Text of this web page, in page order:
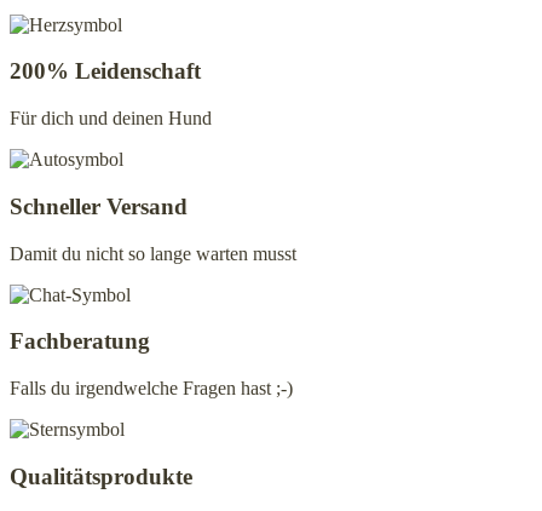
Produktseite
200% Leidenschaft
Für dich und deinen Hund
Schneller Versand
Damit du nicht so lange warten musst
Fachberatung
Falls du irgendwelche Fragen hast ;-)
Qualitätsprodukte